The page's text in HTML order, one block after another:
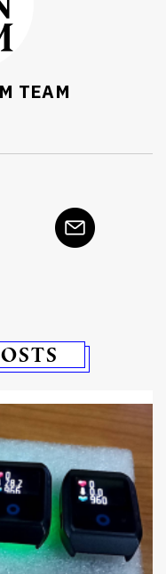
TEAM